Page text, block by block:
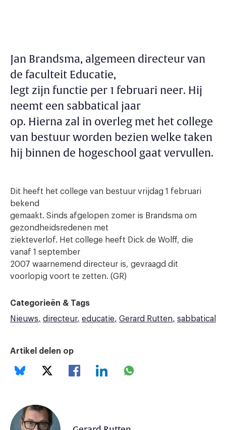
Jan Brandsma, algemeen directeur van
de faculteit Educatie,
legt zijn functie per 1 februari neer. Hij
neemt een sabbatical jaar
op. Hierna zal in overleg met het college
van bestuur worden bezien welke taken
hij binnen de hogeschool gaat vervullen.
Dit heeft het college van bestuur vrijdag 1 februari
bekend
gemaakt. Sinds afgelopen zomer is Brandsma om
gezondheidsredenen met
ziekteverlof. Het college heeft Dick de Wolff, die
vanaf 1 september
2007 waarnemend directeur is, gevraagd dit
voorlopig voort te zetten. (GR)
Categorieën & Tags
Nieuws
directeur educatie Gerard Rutten sabbatical
Artikel delen op